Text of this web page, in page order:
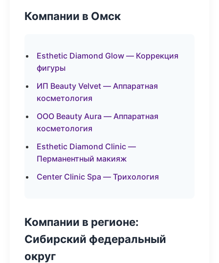
Компании в Омск
Esthetic Diamond Glow — Коррекция
фигуры
ИП Beauty Velvet — Аппаратная
косметология
ООО Beauty Aura — Аппаратная
косметология
Esthetic Diamond Clinic —
Перманентный макияж
Center Clinic Spa — Трихология
Компании в регионе:
Сибирский федеральный
округ